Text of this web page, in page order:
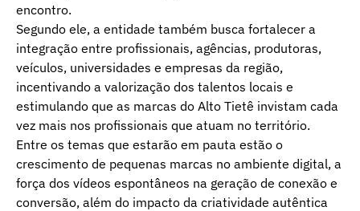
encontro.
Segundo ele, a entidade também busca fortalecer a
integração entre profissionais, agências, produtoras,
veículos, universidades e empresas da região,
incentivando a valorização dos talentos locais e
estimulando que as marcas do Alto Tietê invistam cada
vez mais nos profissionais que atuam no território.
Entre os temas que estarão em pauta estão o
crescimento de pequenas marcas no ambiente digital, a
força dos vídeos espontâneos na geração de conexão e
conversão, além do impacto da criatividade autêntica